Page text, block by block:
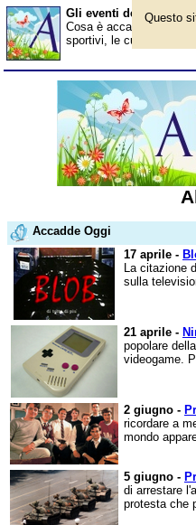
Gli eventi dell'anno
Cosa è accaduto nel
sportivi, le curiosità.
Accadde Oggi
17 aprile -
La citazione
sulla
21 aprile -
popolare
videogame.
2 giugno -
ricordare a
mondo
5 giugno -
di arrestare
protesta che
Questo